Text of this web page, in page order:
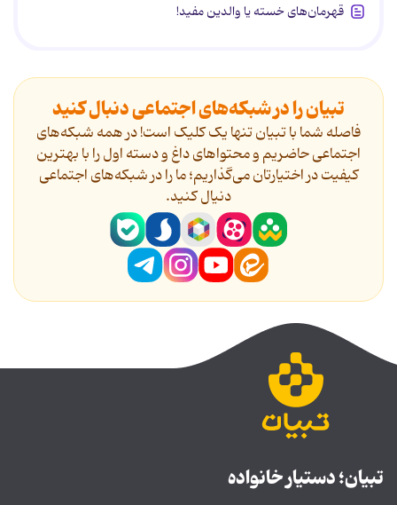
قهرمان‌های خسته یا والدین مفید!
تبیان را در شبکه‌های اجتماعی دنبال کنید
فاصله شما با تبیان تنها یک کلیک است! در همه شبکه‌های
اجتماعی حاضریم و محتواهای داغ و دسته اول را با بهترین
کیفیت در اختیارتان می‌گذاریم؛ ما را در شبکه‌های اجتماعی
دنیال کنید.
تبیان؛ دستیار خانواده